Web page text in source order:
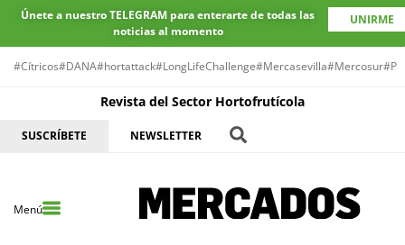
Únete a nuestro TELEGRAM para enterarte de todas las
noticias al momento
UNIRME
#Cítricos#DANA#hortattack#LongLifeChallenge#Mercasevilla#Mercosur
Revista del Sector Hortofrutícola
SUSCRÍBETE NEWSLETTER
Menú